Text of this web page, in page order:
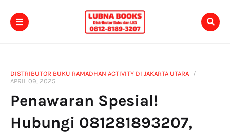
DISTRIBUTOR BUKU RAMADHAN ACTIVITY DI JAKARTA UTARA
APRIL 09, 2025
Penawaran Spesial!
Hubungi 081281893207,